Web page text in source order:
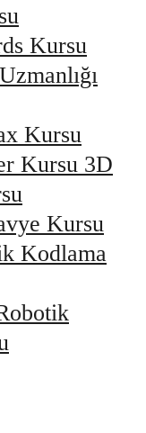
Kursu
Kursu
Kursu 3D
Kursu
Kodlama